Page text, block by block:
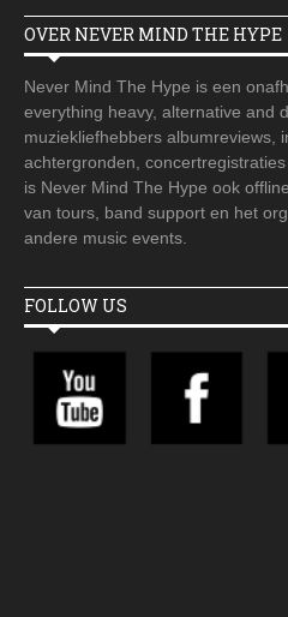
OVER NEVER MIND THE HYPE
Never Mind The Hype is een
everything heavy, alternative and
muziekliefhebbers albumreviews,
achtergronden,
is Never Mind The Hype ook
van tours, band support en het
andere music events.
FOLLOW US